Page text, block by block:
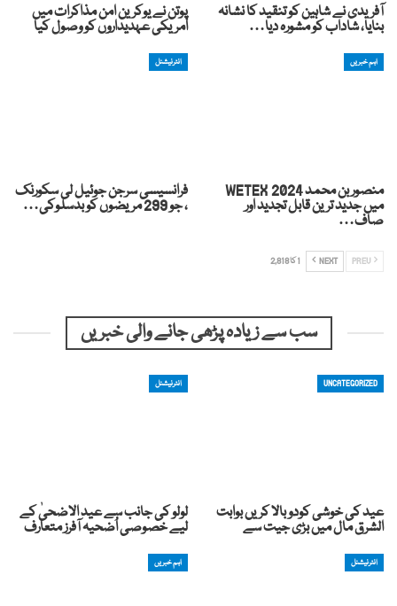
آفریدی نے شاہین کو تنقید کا نشانہ
بنایا، شاداب کو مشورہ دیا…
پوتن نے یوکرین امن مذاکرات میں
امریکی عہدیداروں کو وصول کیا
اہم خبریں
منصور بن محمد WETEX 2024
میں جدید ترین قابل تجدید اور
صاف…
انٹرنیشنل
فرانسیسی سرجن جوئیل لی سکورنک
، جو 299 مریضوں کو بدسلوکی…
NEXT 1 کا 2,818
سب سے زیادہ پڑھی جانے والی خبریں
UNCATEGORIZED
عید کی خوشی کودوبالا کریں بوابت
الشرق مال میں بڑی جیت سے
انٹرنیشنل
لولو کی جانب سے عید الاضحیٰ کے
لیے خصوصی اُضحیہ آفرز متعارف
انٹرنیشنل اہم خبریں